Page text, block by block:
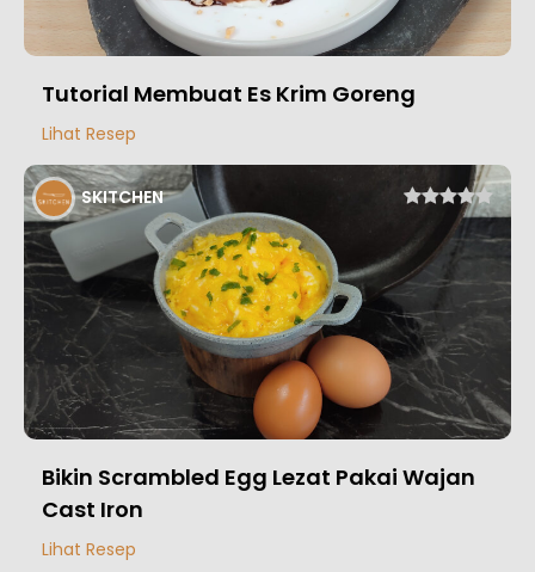
Tutorial Membuat Es Krim Goreng
Lihat Resep
SKITCHEN
Bikin Scrambled Egg Lezat Pakai Wajan
Cast Iron
Lihat Resep